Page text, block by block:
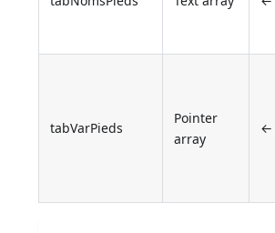
tabVarPieds
Pointer
array
←